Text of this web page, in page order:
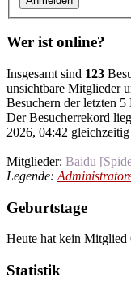
Wer ist online?
Insgesamt sind 123
unsichtbare Mitglieder
Besuchern der letzten
Der Besucherrekord
2026, 04:42
Mitglieder: Baidu
Legende:
Geburtstage
Heute hat kein Mitglied
Statistik